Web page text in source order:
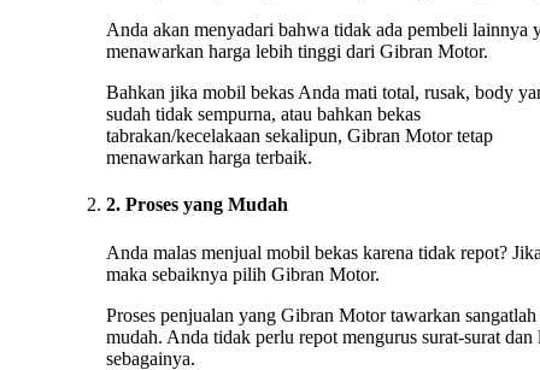
Anda akan menyadari bahwa tidak ada pembeli lainnya
menawarkan harga lebih tinggi dari Gibran Motor.
Bahkan jika mobil bekas Anda mati total, rusak, body
sudah tidak sempurna, atau bahkan bekas
tabrakan/kecelakaan sekalipun, Gibran Motor tetap
menawarkan harga terbaik.
2. Proses yang Mudah
Anda malas menjual mobil bekas karena tidak repot?
maka sebaiknya pilih Gibran Motor.
Proses penjualan yang Gibran Motor tawarkan sangatlah
mudah. Anda tidak perlu repot mengurus surat-surat dan
sebagainya.